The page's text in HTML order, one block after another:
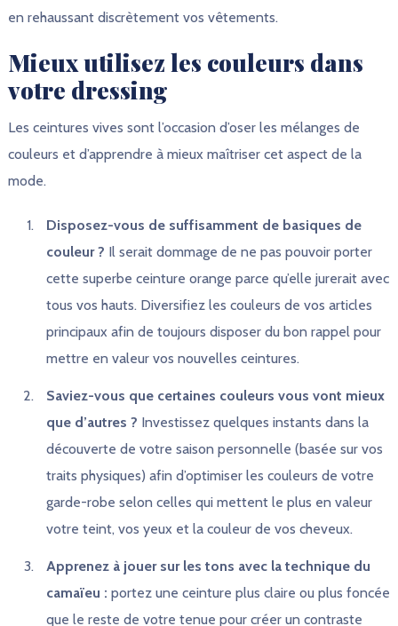
en rehaussant discrètement vos vêtements.
Mieux utilisez les couleurs dans
votre dressing
Les ceintures vives sont l’occasion d’oser les mélanges de
couleurs et d’apprendre à mieux maîtriser cet aspect de la
mode.
Disposez-vous de suffisamment de basiques de
couleur ? Il serait dommage de ne pas pouvoir porter
cette superbe ceinture orange parce qu’elle jurerait avec
tous vos hauts. Diversifiez les couleurs de vos articles
principaux afin de toujours disposer du bon rappel pour
mettre en valeur vos nouvelles ceintures.
Saviez-vous que certaines couleurs vous vont mieux
que d’autres ? Investissez quelques instants dans la
découverte de votre saison personnelle (basée sur vos
traits physiques) afin d’optimiser les couleurs de votre
garde-robe selon celles qui mettent le plus en valeur
votre teint, vos yeux et la couleur de vos cheveux.
Apprenez à jouer sur les tons avec la technique du
camaïeu : portez une ceinture plus claire ou plus foncée
que le reste de votre tenue pour créer un contraste